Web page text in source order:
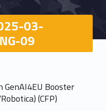
03-
09
GenAI4EU Booster
(CFP)